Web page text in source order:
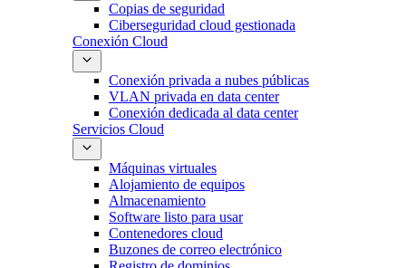
Copias de seguridad
Ciberseguridad cloud gestionada
Conexión Cloud
Conexión privada a nubes públicas
VLAN privada en data center
Conexión dedicada al data center
Servicios Cloud
Máquinas virtuales
Alojamiento de equipos
Almacenamiento
Software listo para usar
Contenedores cloud
Buzones de correo electrónico